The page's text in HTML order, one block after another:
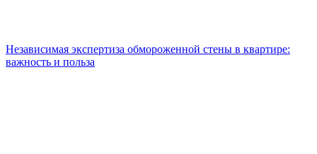
Независимая экспертиза обмороженной стены в квартире:
важность и польза